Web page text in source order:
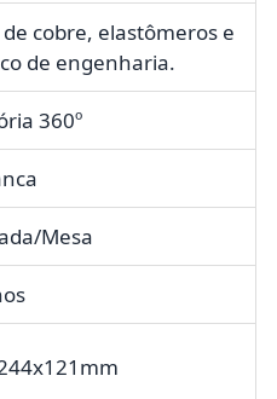
de cobre, elastômeros e
de engenharia.
360º
Mesa